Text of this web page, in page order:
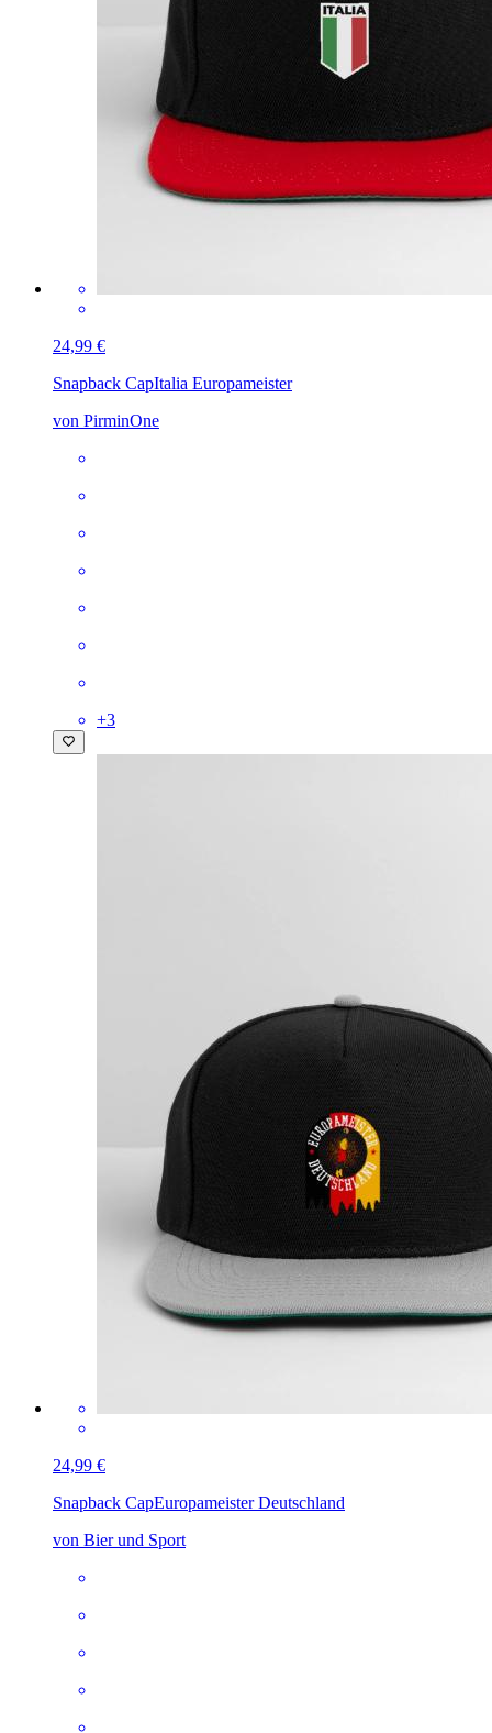
24,99 €
Snapback CapItalia Europameister
von PirminOne
+3
24,99 €
Snapback CapEuropameister Deutschland
von Bier und Sport